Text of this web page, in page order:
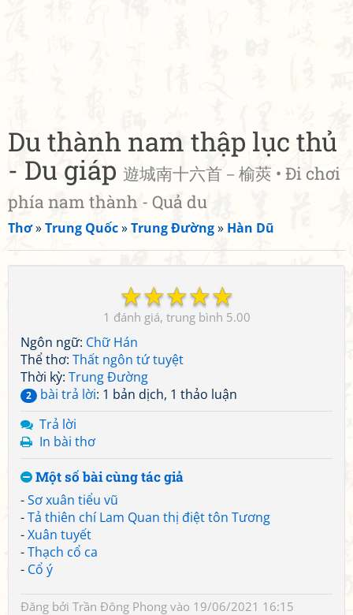
Du thành nam thập lục thủ
- Du giáp 遊城南十六首－榆莢 • Đi chơi
phía nam thành - Quả du
Thơ»Trung Quốc»Trung Đường» Hàn Dũ
☆
☆
☆
☆
☆
1 5.00
Ngôn ngữ: Chữ Hán
Thể thơ: Thất ngôn tứ tuyệt
Thời kỳ: Trung Đường
2 bài trả lời: 1 bản dịch, 1 thảo luận
Trả lời
In bài thơ
Một số bài cùng tác giả
-Sơ xuân tiểu vũ
-Tả thiên chí Lam Quan thị điệt tôn Tương
-Xuân tuyết
-Thạch cổ ca
- Cổ ý
Đăng bởi Trần Đông Phong vào 19/06/2021 16:15